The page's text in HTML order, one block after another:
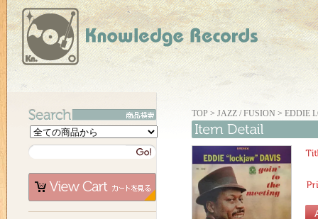
TOP > JAZZ / FUSION > EDDIE